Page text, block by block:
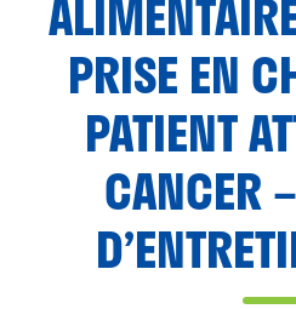
PRISE EN
PATIENT
CANCER